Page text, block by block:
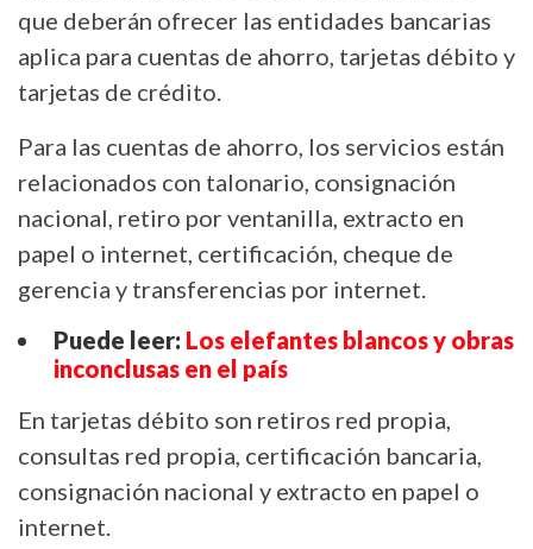
que deberán ofrecer las entidades bancarias
aplica para cuentas de ahorro, tarjetas débito y
tarjetas de crédito.
Para las cuentas de ahorro, los servicios están
relacionados con talonario, consignación
nacional, retiro por ventanilla, extracto en
papel o internet, certificación, cheque de
gerencia y transferencias por internet.
Puede leer: Los elefantes blancos y obras
inconclusas en el país
En tarjetas débito son retiros red propia,
consultas red propia, certificación bancaria,
consignación nacional y extracto en papel o
internet.